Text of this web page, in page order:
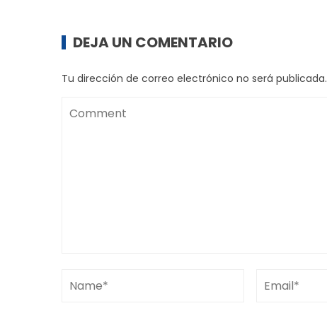
DEJA UN COMENTARIO
Tu dirección de correo electrónico no será publicada.